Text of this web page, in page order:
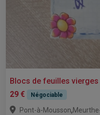
Blocs de feuilles
29 €
Négociable
Pont-à-Mousson,